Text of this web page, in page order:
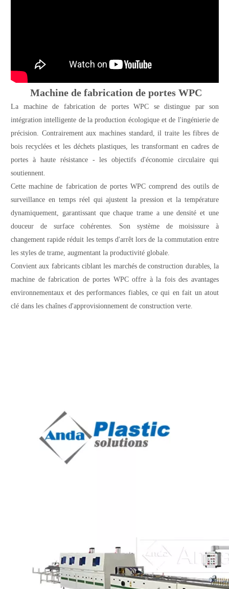
Machine de fabrication de portes WPC
La machine de fabrication de portes WPC se distingue par son
intégration intelligente de la production écologique et de l'ingénierie de
précision. Contrairement aux machines standard, il traite les fibres de
bois recyclées et les déchets plastiques, les transformant en cadres de
portes à haute résistance - les objectifs d'économie circulaire qui
soutiennent.
Cette machine de fabrication de portes WPC comprend des outils de
surveillance en temps réel qui ajustent la pression et la température
dynamiquement, garantissant que chaque trame a une densité et une
douceur de surface cohérentes. Son système de moisissure à
changement rapide réduit les temps d'arrêt lors de la commutation entre
les styles de trame, augmentant la productivité globale.
Convient aux fabricants ciblant les marchés de construction durables, la
machine de fabrication de portes WPC offre à la fois des avantages
environnementaux et des performances fiables, ce qui en fait un atout
clé dans les chaînes d'approvisionnement de construction verte.